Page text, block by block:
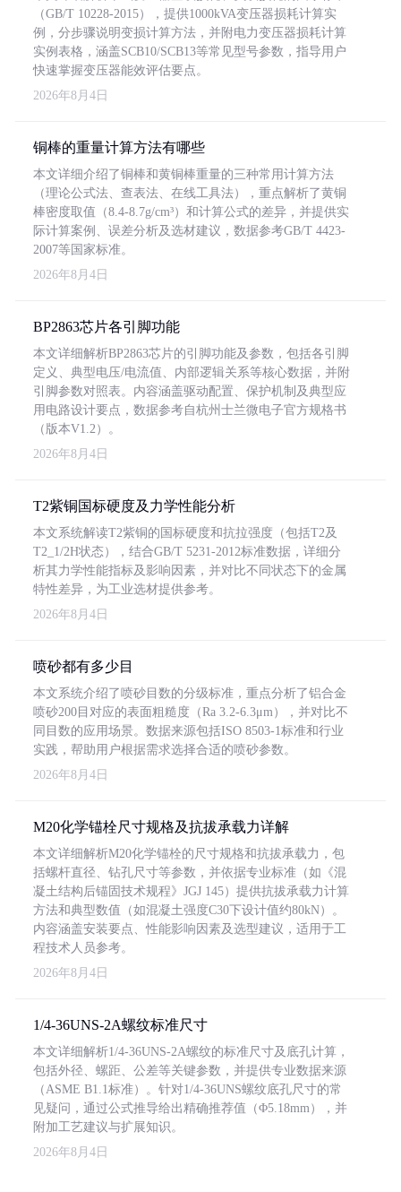
（GB/T 10228-2015），提供1000kVA变压器损耗计算实
例，分步骤说明变损计算方法，并附电力变压器损耗计算
实例表格，涵盖SCB10/SCB13等常见型号参数，指导用户
快速掌握变压器能效评估要点。
2026年8月4日
铜棒的重量计算方法有哪些
本文详细介绍了铜棒和黄铜棒重量的三种常用计算方法
（理论公式法、查表法、在线工具法），重点解析了黄铜
棒密度取值（8.4-8.7g/cm³）和计算公式的差异，并提供实
际计算案例、误差分析及选材建议，数据参考GB/T 4423-
2007等国家标准。
2026年8月4日
BP2863芯片各引脚功能
本文详细解析BP2863芯片的引脚功能及参数，包括各引脚
定义、典型电压/电流值、内部逻辑关系等核心数据，并附
引脚参数对照表。内容涵盖驱动配置、保护机制及典型应
用电路设计要点，数据参考自杭州士兰微电子官方规格书
（版本V1.2）。
2026年8月4日
T2紫铜国标硬度及力学性能分析
本文系统解读T2紫铜的国标硬度和抗拉强度（包括T2及
T2_1/2H状态），结合GB/T 5231-2012标准数据，详细分
析其力学性能指标及影响因素，并对比不同状态下的金属
特性差异，为工业选材提供参考。
2026年8月4日
喷砂都有多少目
本文系统介绍了喷砂目数的分级标准，重点分析了铝合金
喷砂200目对应的表面粗糙度（Ra 3.2-6.3μm），并对比不
同目数的应用场景。数据来源包括ISO 8503-1标准和行业
实践，帮助用户根据需求选择合适的喷砂参数。
2026年8月4日
M20化学锚栓尺寸规格及抗拔承载力详解
本文详细解析M20化学锚栓的尺寸规格和抗拔承载力，包
括螺杆直径、钻孔尺寸等参数，并依据专业标准（如《混
凝土结构后锚固技术规程》JGJ 145）提供抗拔承载力计算
方法和典型数值（如混凝土强度C30下设计值约80kN）。
内容涵盖安装要点、性能影响因素及选型建议，适用于工
程技术人员参考。
2026年8月4日
1/4-36UNS-2A螺纹标准尺寸
本文详细解析1/4-36UNS-2A螺纹的标准尺寸及底孔计算，
包括外径、螺距、公差等关键参数，并提供专业数据来源
（ASME B1.1标准）。针对1/4-36UNS螺纹底孔尺寸的常
见疑问，通过公式推导给出精确推荐值（Φ5.18mm），并
附加工艺建议与扩展知识。
2026年8月4日